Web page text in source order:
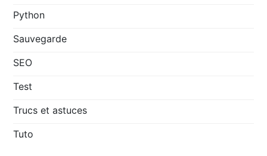
Python
Sauvegarde
SEO
Test
Trucs et astuces
Tuto